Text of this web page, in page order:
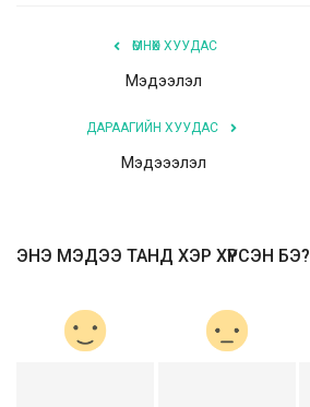
ӨМНӨХ ХУУДАС
Мэдээлэл
ДАРААГИЙН ХУУДАС
Мэдэээлэл
ЭНЭ МЭДЭЭ ТАНД ХЭР ХҮРСЭН БЭ?